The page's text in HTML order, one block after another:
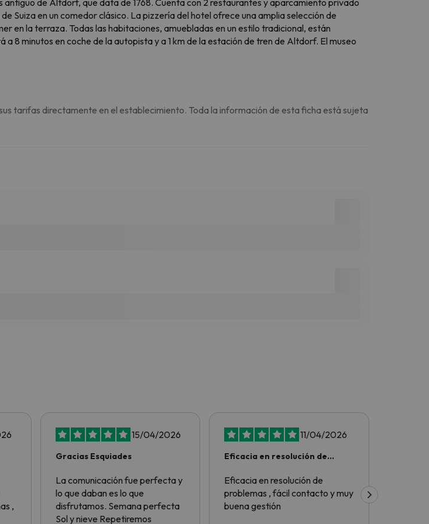
Suiza en un comedor clásico. La pizzería del hotel ofrece una amplia selección de
en la terraza. Todas las habitaciones, amuebladas en un estilo tradicional, están
8 minutos en coche de la autopista y a 1 km de la estación de tren de Altdorf. El museo
tarifas directamente en el establecimiento. Toda la información de esta ficha está sujeta
,
15/04/2026
Gracias Esquiades
La comunicación fue perfecta y
lo que daban es lo que
disfrutamos. Semana perfecta
Sol y nieve Repetiremos
11/04/2026
Eficacia en resolución de
Eficacia en resolución de
problemas , fácil contacto y muy
buena gestión